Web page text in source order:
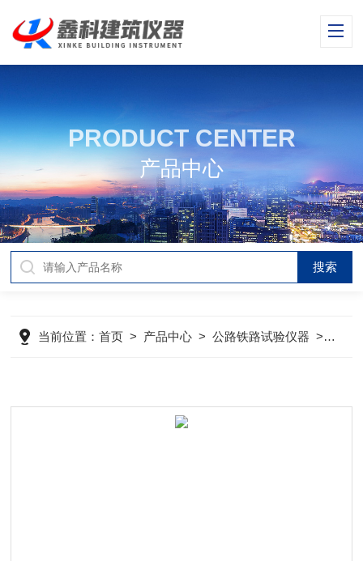
PRODUCT CENTER
产品中心
当前位置：首页 > 产品中心 >公路铁路试验仪器 > 摆式